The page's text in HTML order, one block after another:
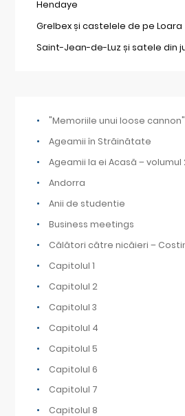
Hendaye
Grelbex și castelele de pe Loara
Saint-Jean-de-Luz și satele din
"Memoriile unui loose cannon"
Ageamii în Străinătate
Ageamii la ei Acasă – volumul
Andorra
Anii de studentie
Business meetings
Călători către nicăieri –
Capitolul 1
Capitolul 2
Capitolul 3
Capitolul 4
Capitolul 5
Capitolul 6
Capitolul 7
Capitolul 8